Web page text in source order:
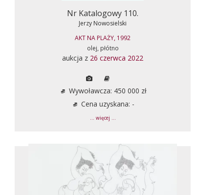
Nr Katalogowy 110.
Jerzy Nowosielski
AKT NA PLAŻY, 1992
olej, płótno
aukcja z 26 czerwca 2022
Wywoławcza: 450 000 zł
Cena uzyskana: -
... więcej ...